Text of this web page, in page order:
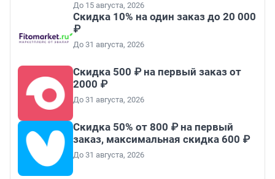
До 15 августа, 2026
Скидка 10% на один заказ до 20 000
₽
До 31 августа, 2026
Скидка 500 ₽ на первый заказ от
2000 ₽
До 31 августа, 2026
Скидка 50% от 800 ₽ на первый
заказ, максимальная скидка 600 ₽
До 31 августа, 2026